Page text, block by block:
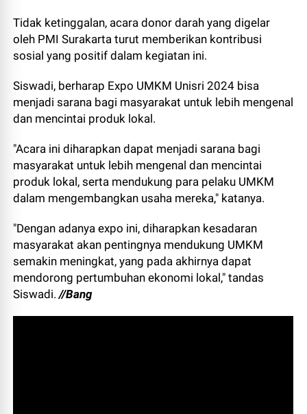
Tidak ketinggalan, acara donor darah yang digelar
oleh PMI Surakarta turut memberikan kontribusi
sosial yang positif dalam kegiatan ini.
Siswadi, berharap Expo UMKM Unisri 2024 bisa
menjadi sarana bagi masyarakat untuk lebih mengenal
dan mencintai produk lokal.
"Acara ini diharapkan dapat menjadi sarana bagi
masyarakat untuk lebih mengenal dan mencintai
produk lokal, serta mendukung para pelaku UMKM
dalam mengembangkan usaha mereka," katanya.
"Dengan adanya expo ini, diharapkan kesadaran
masyarakat akan pentingnya mendukung UMKM
semakin meningkat, yang pada akhirnya dapat
mendorong pertumbuhan ekonomi lokal," tandas
Siswadi. //Bang